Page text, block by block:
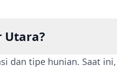
Utara?
dan tipe hunian. Saat